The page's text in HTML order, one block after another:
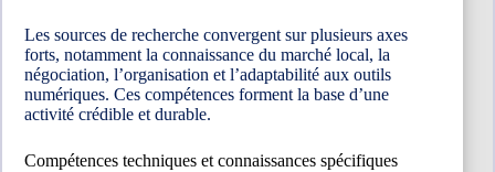
Les sources de recherche convergent sur plusieurs axes
forts, notamment la connaissance du marché local, la
négociation, l’organisation et l’adaptabilité aux outils
numériques. Ces compétences forment la base d’une
activité crédible et durable.
Compétences techniques et connaissances spécifiques